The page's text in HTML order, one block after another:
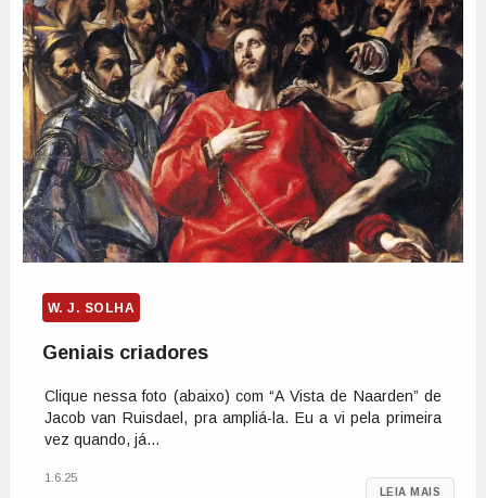
W. J. SOLHA
Geniais criadores
Clique nessa foto (abaixo) com “A Vista de Naarden” de
Jacob van Ruisdael, pra ampliá-la. Eu a vi pela primeira
vez quando, já...
LEIA MAIS
1.6.25